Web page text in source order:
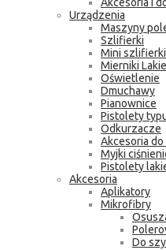
Urządzenia
Maszyny
Szlifierki
Mini
Mierniki
Oświetlenie
Dmuchawy
Pianownice
Pistolety
Odkurzacze
Akcesoria
Myjki
Pistolety
Akcesoria
Aplikatory
Mikrofibry
Do